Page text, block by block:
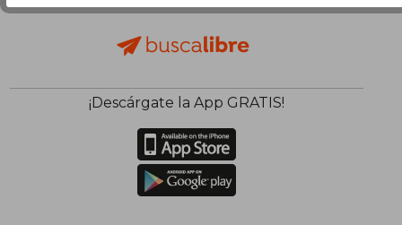
¡Descárgate la App GRATIS!